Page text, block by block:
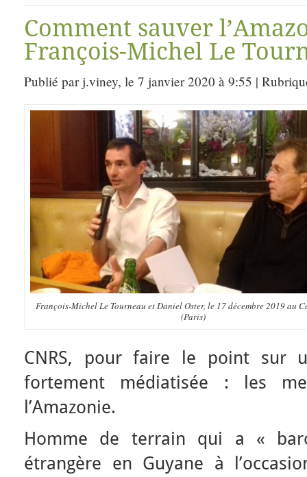
Comment sauver
François-Michel Le
Publié par j.viney, le 7 janvier 2020 à 9:55 |
François-Michel Le Tourneau et Daniel Oster, le 17 décembre 2019 au
(Paris)
CNRS, pour faire le point sur
fortement médiatisée : les
l’Amazonie.
Homme de terrain qui a «
étrangère en Guyane à